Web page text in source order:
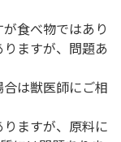
食べ物ではあり
ますが、問題あ
は獣医師にご相
ますが、原料に